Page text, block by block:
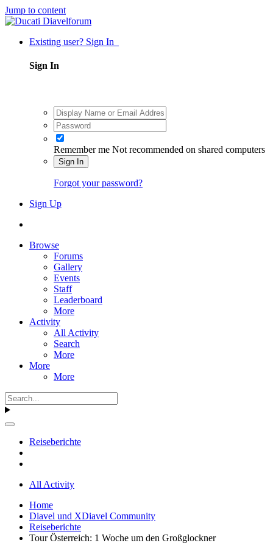
Jump to content
Existing user? Sign In
Sign In
Remember me Not recommended on shared computers
Sign In
Forgot your password?
Sign Up
Browse
Forums
Gallery
Events
Staff
Leaderboard
More
Activity
All Activity
Search
More
More
More
Reiseberichte
All Activity
Home
Diavel und XDiavel Community
Reiseberichte
Tour Österreich: 1 Woche um den Großglockner